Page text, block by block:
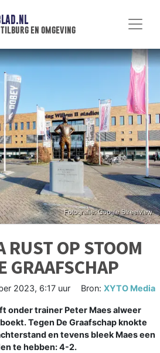
en omgeving
RUST OP STOOM
GRAAFSCHAP
2023, 6:17 uur Bron: XYTO Media
onder trainer Peter Maes alweer
Tegen De Graafschap knokte
en tevens bleek Maes een
te hebben: 4-2.